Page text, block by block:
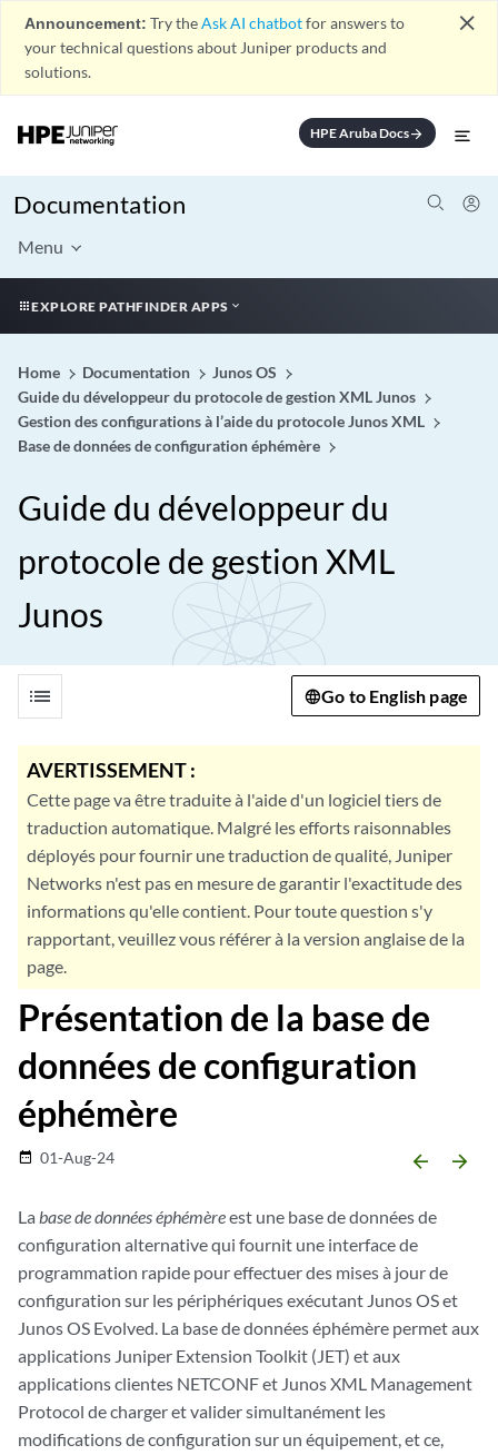
Announcement: Try theAsk AI chatbotfor answers to
your technical questions about Juniper products and
solutions.
close
HPE Aruba Docsarrow_forward
Documentation
Menu
EXPLORE PATHFINDER APPS
Home Documentation
Junos OS
Guide du développeur du protocole de gestion XML Junos
Gestion des configurations à l’aide du protocole Junos XML
Base de données de configuration éphémère
Guide du développeur du
protocole de gestion XML
Junos
list Go to English page
AVERTISSEMENT :
Cette page va être traduite à l'aide d'un logiciel tiers de
traduction automatique. Malgré les efforts raisonnables
déployés pour fournir une traduction de qualité, Juniper
Networks n'est pas en mesure de garantir l'exactitude des
informations qu'elle contient. Pour toute question s'y
rapportant, veuillez vous référer à la version anglaise de la
page.
Présentation de la base de
données de configuration
éphémère
date_range 01-Aug-24 arrow_backward arrow_forward
La base de données éphémèreest une base de données de
configuration alternative qui fournit une interface de
programmation rapide pour effectuer des mises à jour de
configuration sur les périphériques exécutant Junos OS et
Junos OS Evolved. La base de données éphémère permet aux
applications Juniper Extension Toolkit (JET) et aux
applications clientes NETCONF et Junos XML Management
Protocol de charger et valider simultanément les
modifications de configuration sur un équipement, et ce,